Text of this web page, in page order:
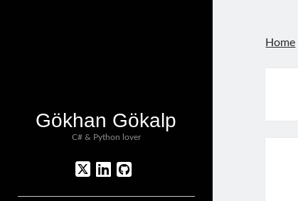
Gökhan Gökalp
C# & Python lover
twitterlinkedin
github
Home